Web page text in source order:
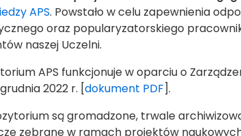
APS. Powstało w celu zapewnienia
oraz popularyzatorskiego
naszej Uczelni.
APS funkcjonuje w oparciu o
2022 r. [dokument PDF].
są gromadzone, trwale
zebrane w ramach projektów